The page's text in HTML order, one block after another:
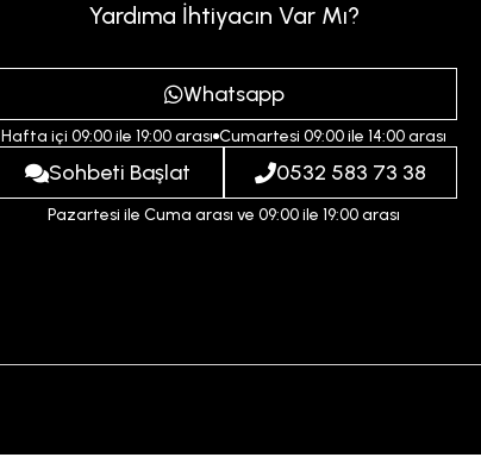
Yardıma İhtiyacın Var Mı?
Whatsapp
Hafta içi 09:00 ile 19:00 arası Cumartesi 09:00 ile 14:00 arası
Sohbeti Başlat 0532 583 73 38
Pazartesi ile Cuma arası ve 09:00 ile 19:00 arası